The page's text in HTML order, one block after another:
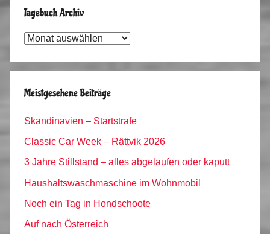
Tagebuch Archiv
Tagebuch
Meistgesehene Beiträge
Skandinavien – Startstrafe
Classic Car Week – Rättvik 2026
3 Jahre Stillstand – alles abgelaufen oder kaputt
Haushaltswaschmaschine im Wohnmobil
Noch ein Tag in Hondschoote
Auf nach Österreich